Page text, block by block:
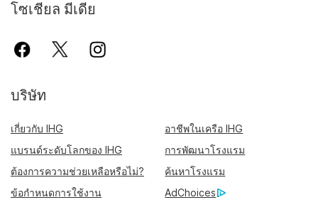
โซเชียล มีเดีย
บริษัท
เกี่ยวกับ IHG
อาชีพในเครือ IHG
แบรนด์ระดับโลกของ IHG
การพัฒนาโรงแรม
ต้องการความช่วยเหลือหรือไม่?
ค้นหาโรงแรม
ข้อกำหนดการใช้งาน
AdChoices